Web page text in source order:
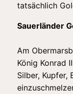
tatsächlich
Sauerländer
Am
König Konrad
Silber, Kupfer,